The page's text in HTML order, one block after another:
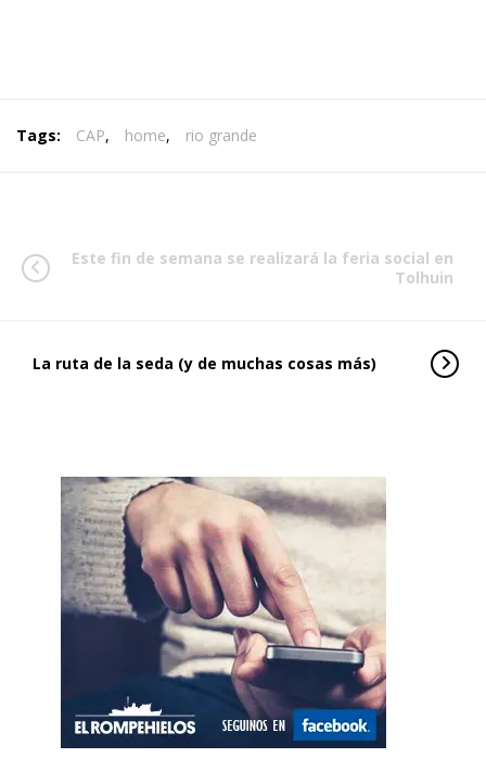
Tags: CAP, home, rio grande
Este fin de semana se realizará la feria social en
Tolhuin
La ruta de la seda (y de muchas cosas más)